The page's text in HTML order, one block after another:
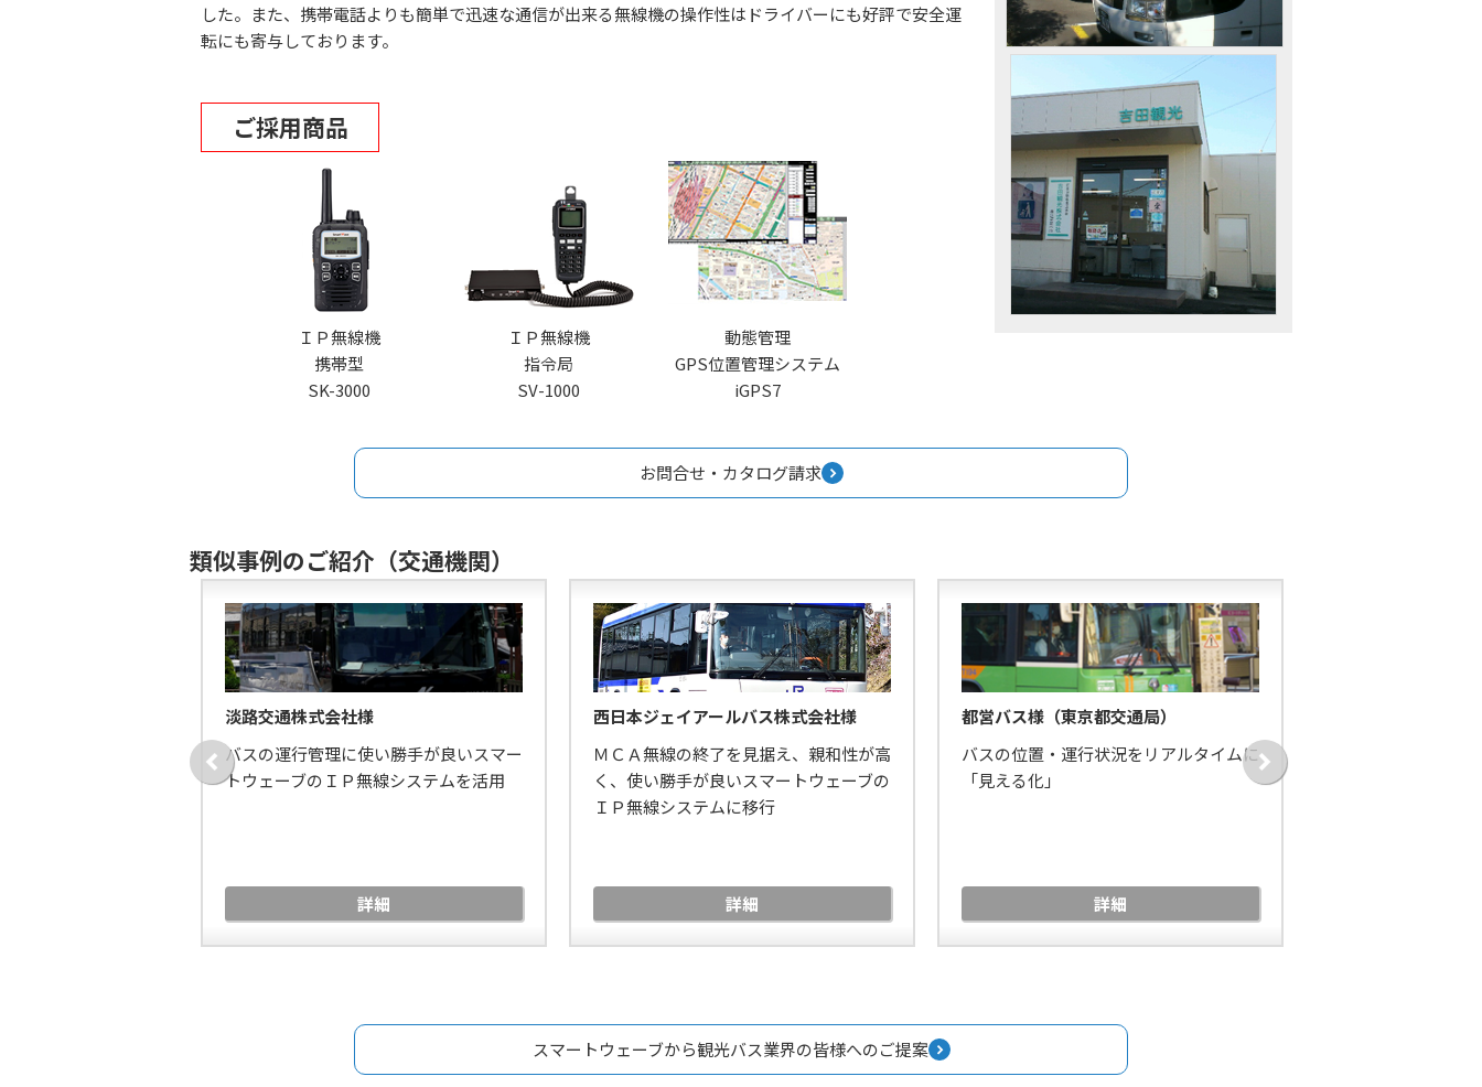
した。また、携帯電話よりも簡単で迅速な通信が出来る無線機の操作性はドライバーにも好評で安全運
転にも寄与しております。
ご採用商品
ＩＰ無線機
携帯型
SK-3000
ＩＰ無線機
指令局
SV-1000
動態管理
GPS位置管理システム
iGPS7
お問合せ・カタログ請求
類似事例のご紹介（交通機関）
淡路交通株式会社様
バスの運行管理に使い勝手が良いスマー
トウェーブのＩＰ無線システムを活用
詳細
西日本ジェイアールバス株式会社様
ＭＣＡ無線の終了を見据え、親和性が高
く、使い勝手が良いスマートウェーブの
ＩＰ無線システムに移行
詳細
都営バス様（東京都交通局）
バスの位置・運行状況をリアルタイムに
「見える化」
詳細
スマートウェーブから観光バス業界の皆様へのご提案